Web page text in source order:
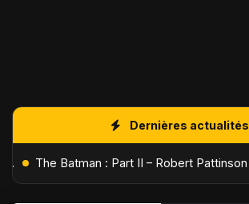
Dernières actualités
L'Âge de Glace : Le Réveil du Volcan – Manny, Sid et Diego de retour pour une aventure explosive